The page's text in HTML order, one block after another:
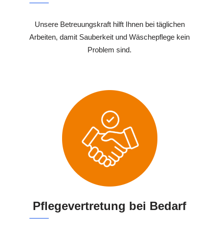
Unsere Betreuungskraft hilft Ihnen bei täglichen
Arbeiten, damit Sauberkeit und Wäschepflege kein
Problem sind.
Pflegevertretung bei Bedarf